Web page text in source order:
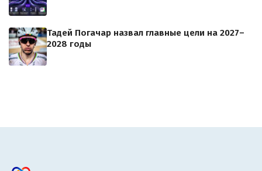
Тадей Погачар назвал главные цели на 2027–
2028 годы